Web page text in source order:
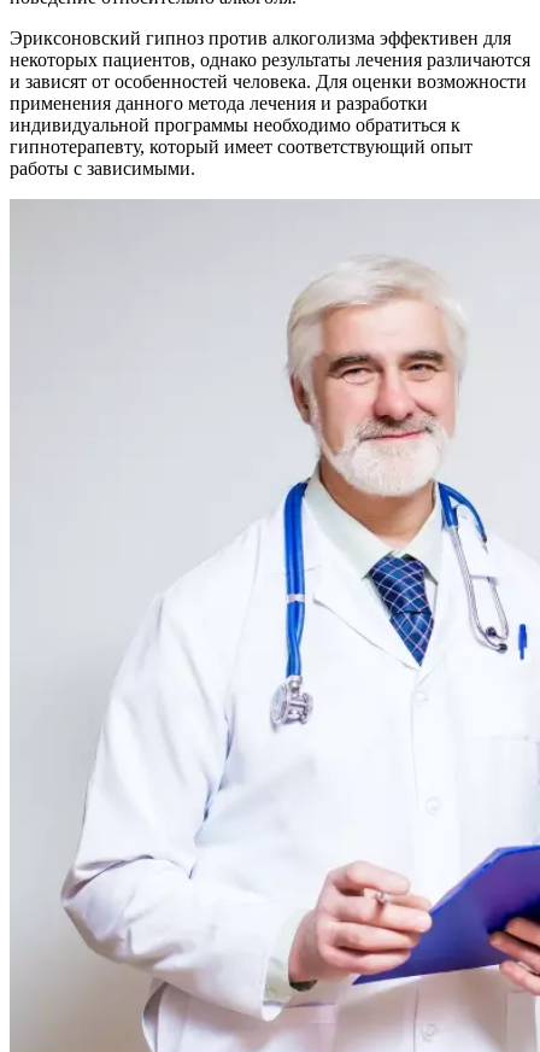
Эриксоновский гипноз против алкоголизма эффективен для
некоторых пациентов, однако результаты лечения различаются
и зависят от особенностей человека. Для оценки возможности
применения данного метода лечения и разработки
индивидуальной программы необходимо обратиться к
гипнотерапевту, который имеет соответствующий опыт
работы с зависимыми.